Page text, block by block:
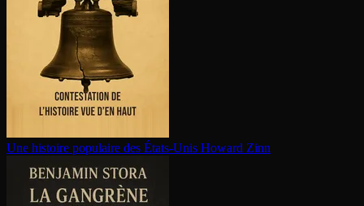
Une histoire populaire des États-Unis Howard Zinn